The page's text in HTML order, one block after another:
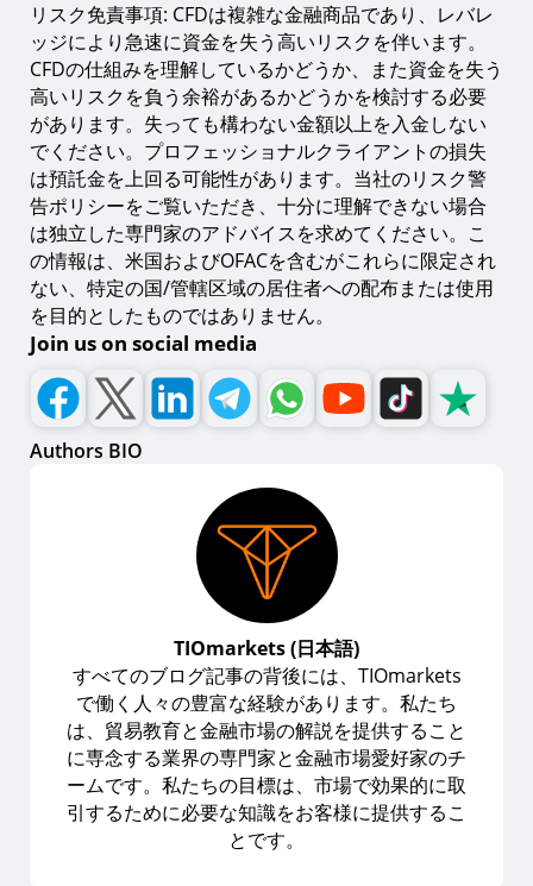
リスク免責事項: CFDは複雑な金融商品であり、レバレ
ッジにより急速に資金を失う高いリスクを伴います。
CFDの仕組みを理解しているかどうか、また資金を失う
高いリスクを負う余裕があるかどうかを検討する必要
があります。失っても構わない金額以上を入金しない
でください。プロフェッショナルクライアントの損失
は預託金を上回る可能性があります。当社のリスク警
告ポリシーをご覧いただき、十分に理解できない場合
は独立した専門家のアドバイスを求めてください。こ
の情報は、米国およびOFACを含むがこれらに限定され
ない、特定の国/管轄区域の居住者への配布または使用
を目的としたものではありません。
Join us on social media
Authors BIO
TIOmarkets (日本語)
すべてのブログ記事の背後には、TIOmarkets
で働く人々の豊富な経験があります。私たち
は、貿易教育と金融市場の解説を提供すること
に専念する業界の専門家と金融市場愛好家のチ
ームです。私たちの目標は、市場で効果的に取
引するために必要な知識をお客様に提供するこ
とです。